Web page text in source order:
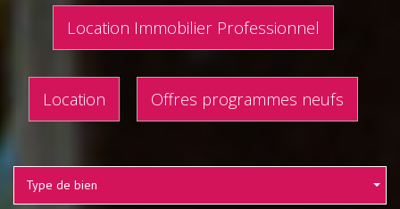
Location Immobilier Professionnel
Location Offres programmes neufs
Type de bien